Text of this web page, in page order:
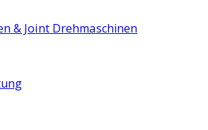
& Joint Drehmaschinen